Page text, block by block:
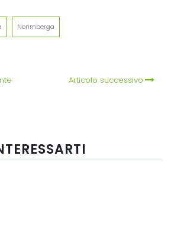
Norimberga
Articolo successivo